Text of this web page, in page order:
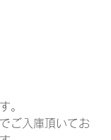
。
ご入庫頂いてお